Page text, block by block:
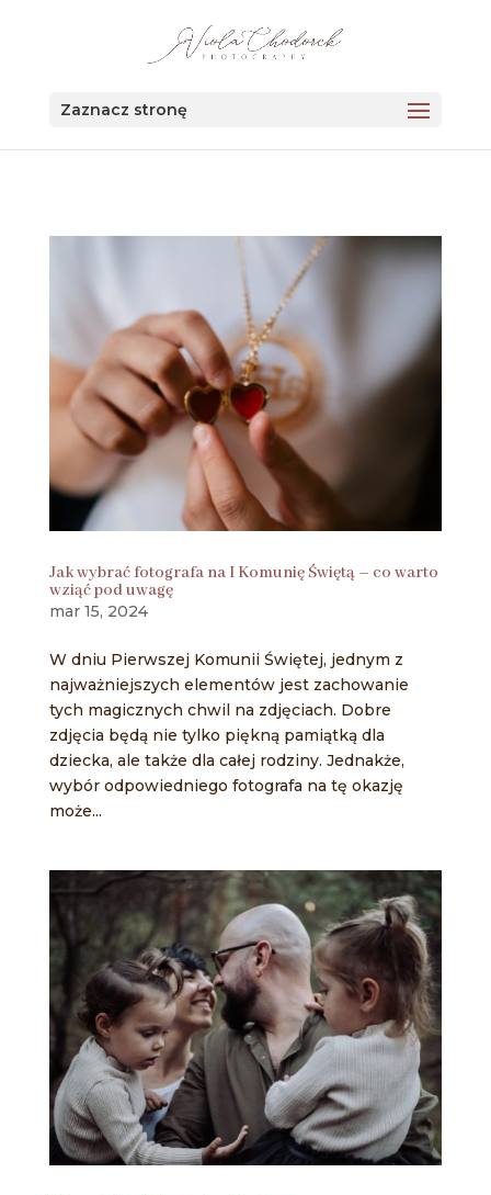
Zaznacz stronę
Jak wybrać fotografa na I Komunię Świętą – co warto
wziąć pod uwagę
mar 15, 2024
W dniu Pierwszej Komunii Świętej, jednym z
najważniejszych elementów jest zachowanie
tych magicznych chwil na zdjęciach. Dobre
zdjęcia będą nie tylko piękną pamiątką dla
dziecka, ale także dla całej rodziny. Jednakże,
wybór odpowiedniego fotografa na tę okazję
może...